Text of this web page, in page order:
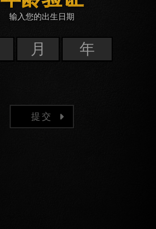
输入您的出生日期
提交